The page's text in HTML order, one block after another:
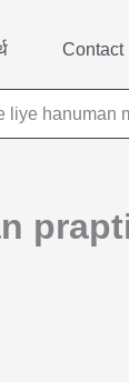
Contact
liye hanuman